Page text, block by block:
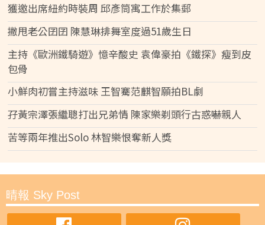
獲邀出席紐約時裝周 邱彥筒寓工作於集郵
撇甩老公囝囝 陳慧琳排舞室度過51歲生日
主持《歐洲鐵騎遊》憶辛酸史 袁偉豪拍《鐵探》瘦到皮
包骨
小鮮肉初嘗主持滋味 王智騫范麒智願拍BL劇
孖黃宗澤張繼聰打出兄弟情 陳家樂剃頭行古惑嚇親人
苦等兩年推出Solo 林智樂恨奪新人獎
晴報 Sky Post